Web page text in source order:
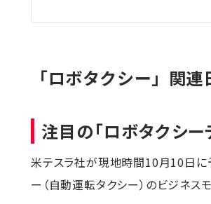
「ロボタクシー」関
注目の「ロボタクシー
米テスラ社が現地時間10月10日に
ー（自動運転タクシー）のビジネス